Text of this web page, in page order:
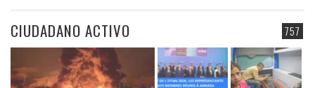
757
CIUDADANO ACTIVO